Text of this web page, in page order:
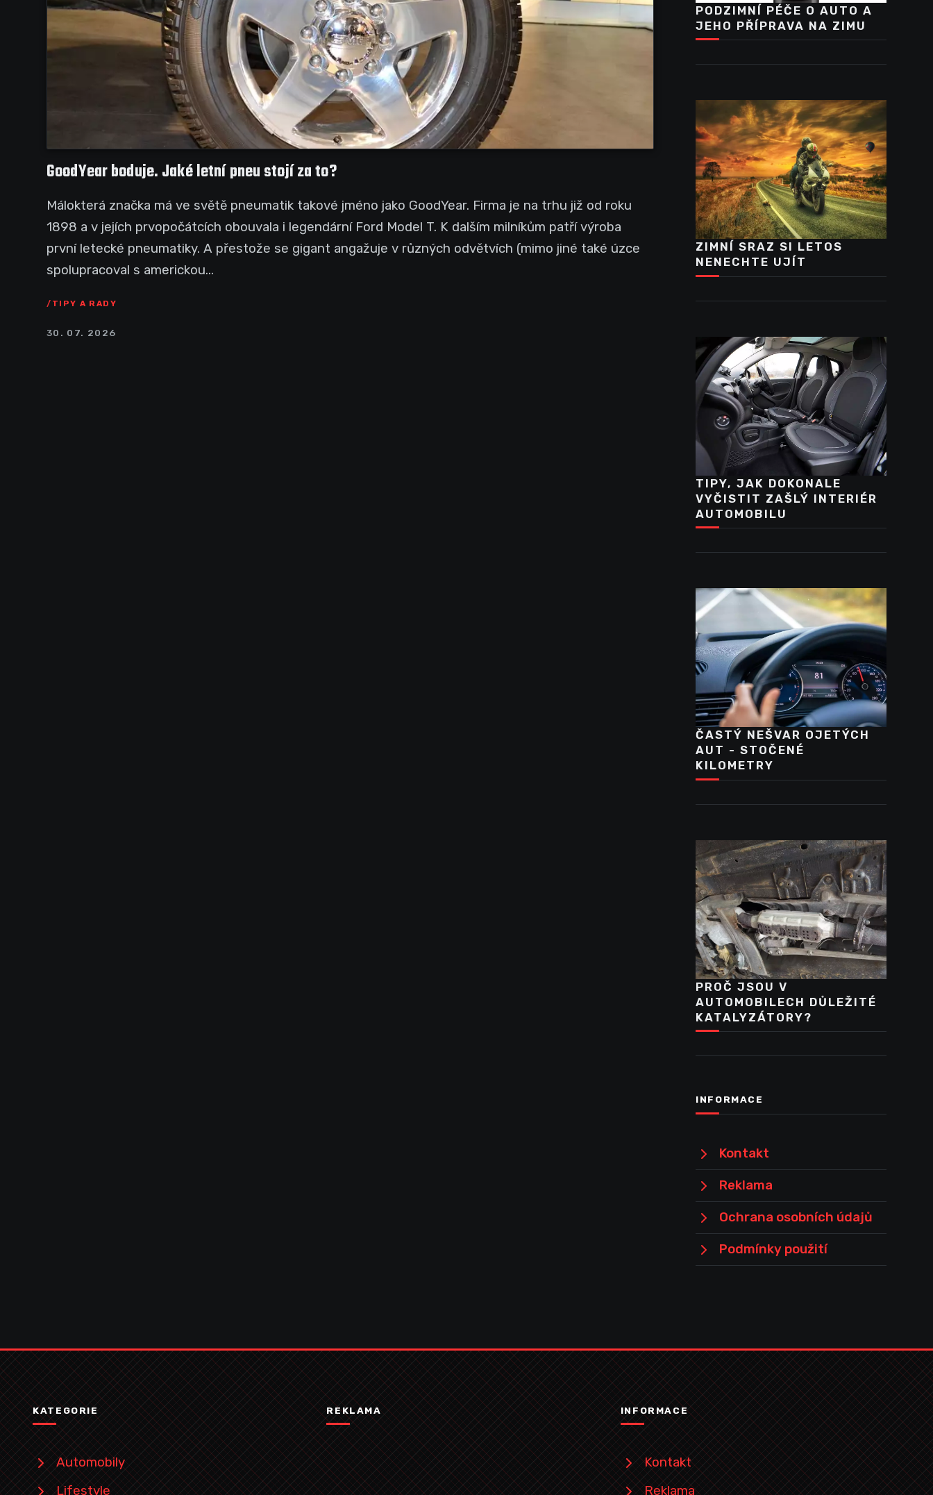
GoodYear boduje. Jaké letní pneu stojí za to?
Málokterá značka má ve světě pneumatik takové jméno jako GoodYear. Firma je na trhu již od roku
1898 a v jejích prvopočátcích obouvala i legendární Ford Model T. K dalším milníkům patří výroba
první letecké pneumatiky. A přestože se gigant angažuje v různých odvětvích (mimo jiné také úzce
spolupracoval s americkou...
TIPY A RADY
30. 07. 2026
PODZIMNÍ PÉČE O AUTO A
JEHO PŘÍPRAVA NA ZIMU
ZIMNÍ SRAZ SI LETOS
NENECHTE UJÍT
TIPY, JAK DOKONALE
VYČISTIT ZAŠLÝ INTERIÉR
AUTOMOBILU
ČASTÝ NEŠVAR OJETÝCH
AUT - STOČENÉ
KILOMETRY
PROČ JSOU V
AUTOMOBILECH DŮLEŽITÉ
KATALYZÁTORY?
INFORMACE
Kontakt
Reklama
Ochrana osobních údajů
Podmínky použití
KATEGORIE
Automobily
Lifestyle
REKLAMA INFORMACE
Kontakt
Reklama